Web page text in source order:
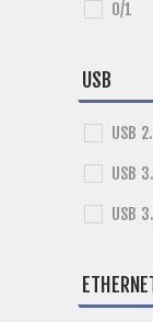
0/1
USB
USB
USB
USB